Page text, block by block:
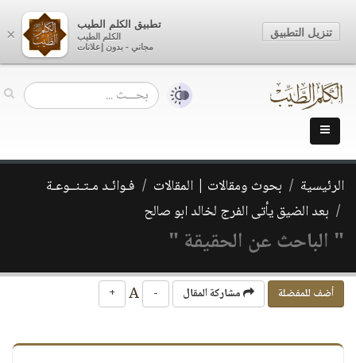
الرئيسية بحوث ومقالات | المقالات
فـوائـد مـتـنــوعـة
بعد الضيق يأتى الفرج لخالد ابو صالح
" الباحث عن الحقيقة "
أضف للمفضلة مشاركة المقال -
+
×
تطبيق الكلم الطيب
الكلم الطيب
مجاني - بدون إعلانات
تنزيل التطبيق